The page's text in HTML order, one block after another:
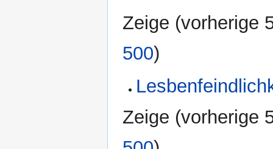
Zeige (vorherige
500)
Zeige (vorherige